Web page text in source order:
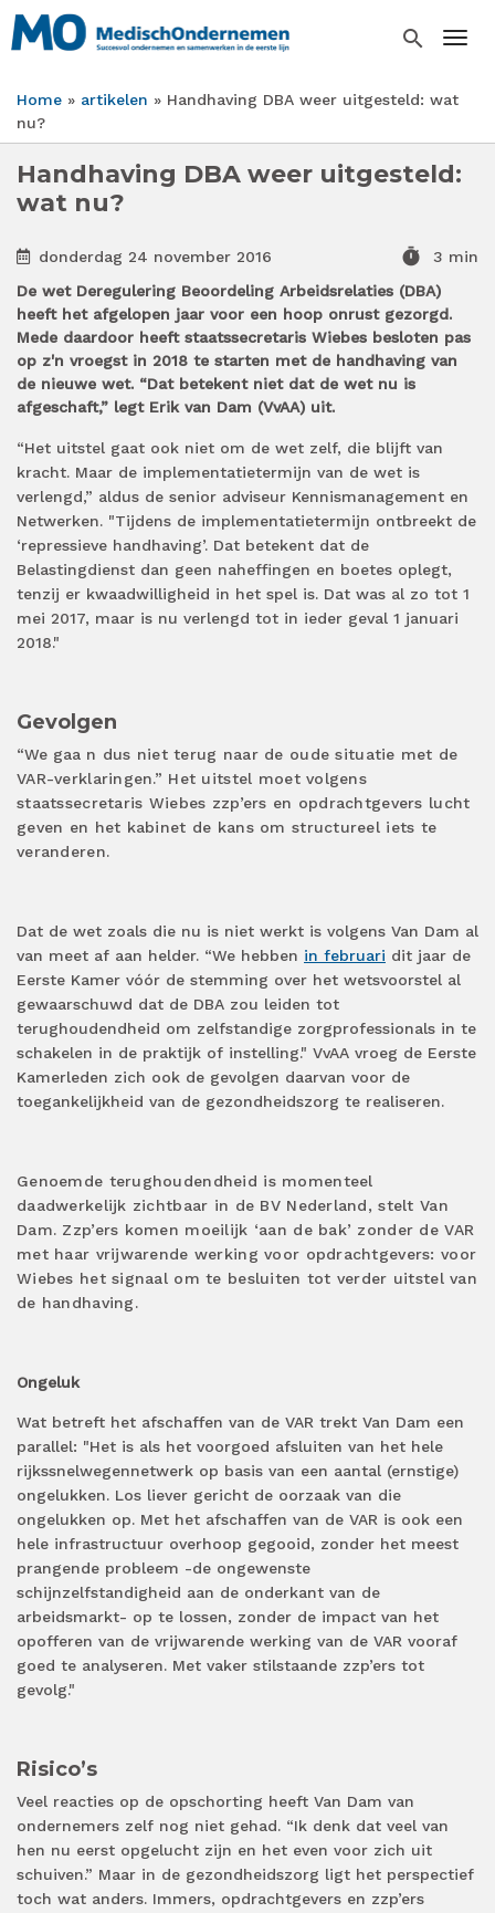
Overslaan
en
inhoud
gaan
search
Kruimelpad
Home artikelen
Handhaving DBA weer uitgesteld: wat
nu?
Handhaving DBA weer uitgesteld:
wat nu?
donderdag 24 november 2016 timer
3 min
De wet Deregulering Beoordeling Arbeidsrelaties (DBA)
heeft het afgelopen jaar voor een hoop onrust gezorgd.
Mede daardoor heeft staatssecretaris Wiebes besloten pas
op z'n vroegst in 2018 te starten met de handhaving van
de nieuwe wet. “Dat betekent niet dat de wet nu is
afgeschaft,” legt Erik van Dam (VvAA) uit.
“Het uitstel gaat ook niet om de wet zelf, die blijft van
kracht. Maar de implementatietermijn van de wet is
verlengd,” aldus de senior adviseur Kennismanagement en
Netwerken. "Tijdens de implementatietermijn ontbreekt de
‘repressieve handhaving’. Dat betekent dat de
Belastingdienst dan geen naheffingen en boetes oplegt,
tenzij er kwaadwilligheid in het spel is. Dat was al zo tot 1
mei 2017, maar is nu verlengd tot in ieder geval 1 januari
2018."
Gevolgen
“We gaa n dus niet terug naar de oude situatie met de
VAR-verklaringen.” Het uitstel moet volgens
staatssecretaris Wiebes zzp’ers en opdrachtgevers lucht
geven en het kabinet de kans om structureel iets te
veranderen.
Dat de wet zoals die nu is niet werkt is volgens Van Dam al
van meet af aan helder. “We hebben in februari dit jaar de
Eerste Kamer vóór de stemming over het wetsvoorstel al
gewaarschuwd dat de DBA zou leiden tot
terughoudendheid om zelfstandige zorgprofessionals in te
schakelen in de praktijk of instelling." VvAA vroeg de Eerste
Kamerleden zich ook de gevolgen daarvan voor de
toegankelijkheid van de gezondheidszorg te realiseren.
Genoemde terughoudendheid is momenteel
daadwerkelijk zichtbaar in de BV Nederland, stelt Van
Dam. Zzp’ers komen moeilijk ‘aan de bak’ zonder de VAR
met haar vrijwarende werking voor opdrachtgevers: voor
Wiebes het signaal om te besluiten tot verder uitstel van
de handhaving.
Ongeluk
Wat betreft het afschaffen van de VAR trekt Van Dam een
parallel: "Het is als het voorgoed afsluiten van het hele
rijkssnelwegennetwerk op basis van een aantal (ernstige)
ongelukken. Los liever gericht de oorzaak van die
ongelukken op. Met het afschaffen van de VAR is ook een
hele infrastructuur overhoop gegooid, zonder het meest
prangende probleem -de ongewenste
schijnzelfstandigheid aan de onderkant van de
arbeidsmarkt- op te lossen, zonder de impact van het
opofferen van de vrijwarende werking van de VAR vooraf
goed te analyseren. Met vaker stilstaande zzp’ers tot
gevolg."
Risico’s
Veel reacties op de opschorting heeft Van Dam van
ondernemers zelf nog niet gehad. “Ik denk dat veel van
hen nu eerst opgelucht zijn en het even voor zich uit
schuiven.” Maar in de gezondheidszorg ligt het perspectief
toch wat anders. Immers, opdrachtgevers en zzp’ers